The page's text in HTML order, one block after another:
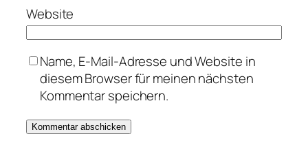
Website
Name, E-Mail-Adresse und Website in
diesem Browser für meinen nächsten
Kommentar speichern.